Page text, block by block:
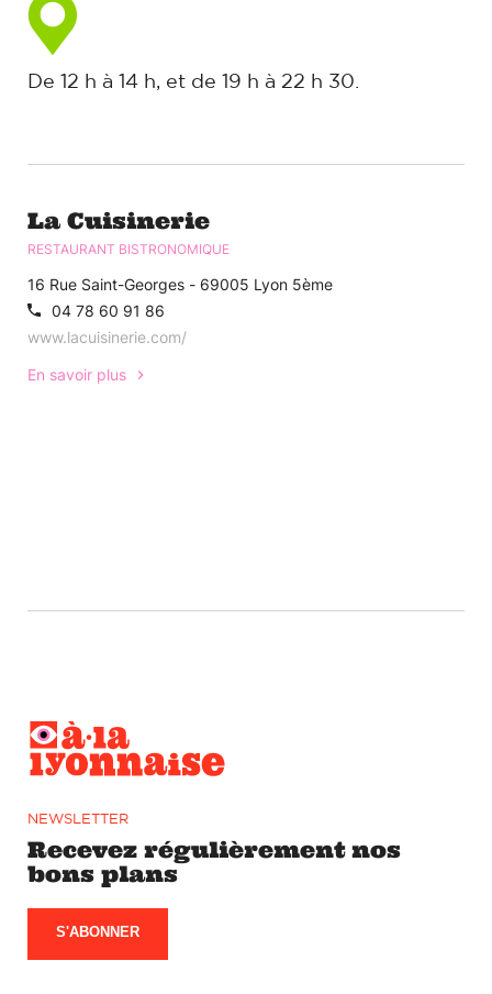
De 12 h à 14 h, et de 19 h à 22 h 30.
La Cuisinerie
RESTAURANT BISTRONOMIQUE
16 Rue Saint-Georges - 69005 Lyon 5ème
04 78 60 91 86
www.lacuisinerie.com/
En savoir plus
NEWSLETTER
Recevez régulièrement nos
bons plans
S'ABONNER